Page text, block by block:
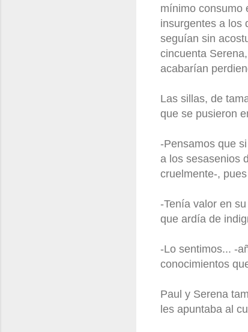
mínimo consumo
insurgentes a los
seguían sin
cincuenta
acabarían
Las sillas, de
que se pusieron
-Pensamos que
a los sesasenios
cruelmente-,
-Tenía valor en
que ardía de
-Lo sentimos... -
conocimientos
Paul y Serena
les apuntaba al